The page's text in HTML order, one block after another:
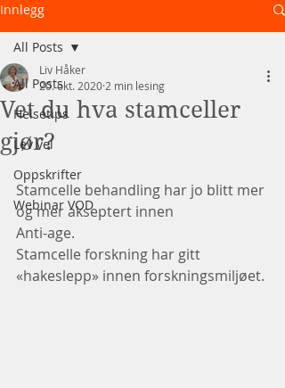
Helsediett
Innlegg
All Posts
Helsetips
Lev vel
Oppskrifter
Webinar VOD
All Posts
Vet du hva stamceller
gjør?
Liv Håker
20. okt. 2020 2 min lesing
Stamcelle behandling har jo blitt mer
og mer akseptert innen
Anti-age.
Stamcelle forskning har gitt
«hakeslepp» innen forskningsmiljøet.